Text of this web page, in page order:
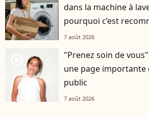
dans la machine à
pourquoi c’est
7 août 2026
"Prenez soin de
une page importante
public
7 août 2026